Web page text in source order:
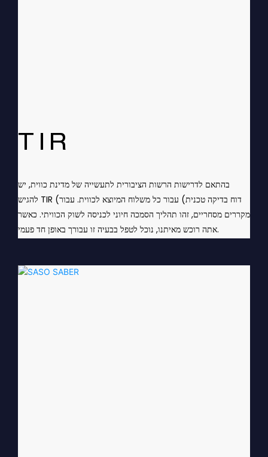
TIR
בהתאם לדרישות הרשות הציבורית לתעשייה של מדינת כווית, יש
להגיש TIR (דוח בדיקה טכנית) עבור כל משלוח המיוצא לכווית. עבור
מקררים מסחריים, זהו תהליך הסמכה חיוני לכניסה לשוק הכוויתי. כאשר
אתה רוכש מאיתנו, נוכל לטפל בבעיה זו עבורך באופן חד פעמי.